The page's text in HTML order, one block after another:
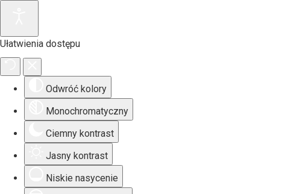
Ułatwienia dostępu
Odwróć kolory
Monochromatyczny
Ciemny kontrast
Jasny kontrast
Niskie nasycenie